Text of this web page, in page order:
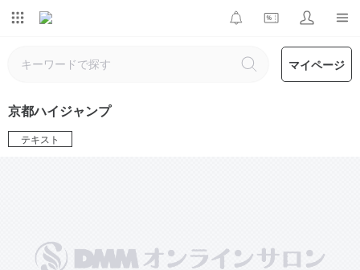
マイページ
京都ハイジャンプ
テキスト